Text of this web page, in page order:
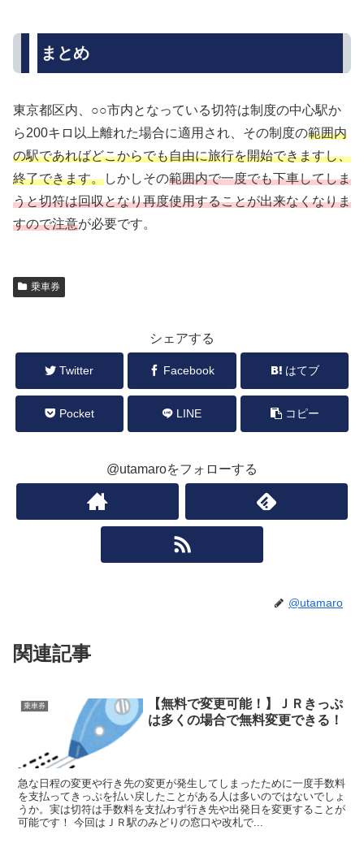
まとめ
東京都区内、○○市内となっている切符は制度の中心駅か
ら200キロ以上離れた場合に適用され、その制度の範囲内
の駅であればどこからでも自由に旅行を開始できますし、
終了できます。しかしその範囲内で一度でも下車してしま
うと切符は回収となり再度使用することが出来なくなりま
すので注意が必要です。
乗車券
シェアする
Twitter Facebook はてブ
Pocket LINE コピー
@utamaroをフォローする
@utamaro
関連記事
乗車券
【無料で変更可能！】ＪＲきっぷ
は多くの場合で無料変更できる！
急な日程の変更や行き先の変更が発生してしまったために一度手数料
を支払ってきっぷを払い戻したことがある人は多いのではないでしょ
うか。実は切符は手数料を支払わず行き先や出発日を変更することが
可能です！ 今回はＪＲ駅のみどりの窓口や改札で...